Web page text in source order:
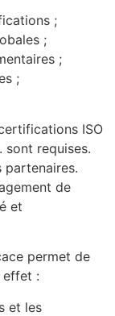
;
;
;
;
ISO
sont requises.
partenaires.
de
et
permet de
effet :
et les